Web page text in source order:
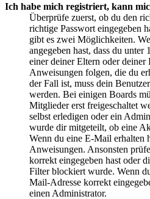
Ich habe mich registriert, kann
Überprüfe zuerst, ob du den
richtige Passwort eingegeben
gibt es zwei Möglichkeiten.
angegeben hast, dass du unter
einer deiner Eltern oder deiner
Anweisungen folgen, die du
der Fall ist, muss dein
werden. Bei einigen Boards
Mitglieder erst freigeschaltet
selbst erledigen oder ein
wurde dir mitgeteilt, ob eine
Wenn du eine E-Mail erhalten
Anweisungen. Ansonsten
korrekt eingegeben hast oder
Filter blockiert wurde. Wenn
Mail-Adresse korrekt
einen Administrator.